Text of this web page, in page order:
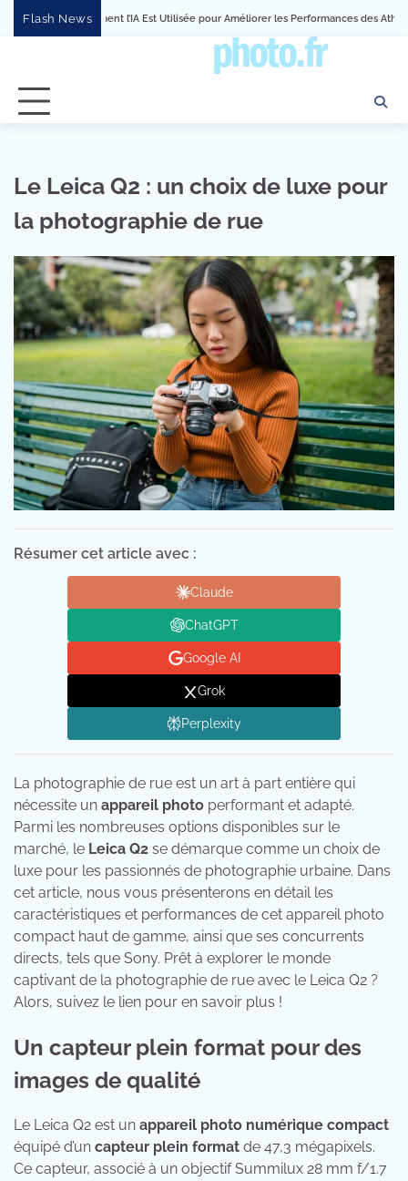
Flash News
l’IA Est Utilisée pour Améliorer les Performances des Athlètes Mon Avis
Le Leica Q2 : un choix de luxe pour
la photographie de rue
Résumer cet article avec :
Claude
ChatGPT
Google AI
Grok
Perplexity
La photographie de rue est un art à part entière qui
nécessite un appareil photo performant et adapté.
Parmi les nombreuses options disponibles sur le
marché, le Leica Q2 se démarque comme un choix de
luxe pour les passionnés de photographie urbaine. Dans
cet article, nous vous présenterons en détail les
caractéristiques et performances de cet appareil photo
compact haut de gamme, ainsi que ses concurrents
directs, tels que Sony. Prêt à explorer le monde
captivant de la photographie de rue avec le Leica Q2 ?
Alors, suivez le lien pour en savoir plus !
Un capteur plein format pour des
images de qualité
Le Leica Q2 est un appareil photo numérique compact
équipé d’un capteur plein format de 47,3 mégapixels.
Ce capteur, associé à un objectif Summilux 28 mm f/1.7